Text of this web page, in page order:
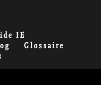
IE
Glossaire